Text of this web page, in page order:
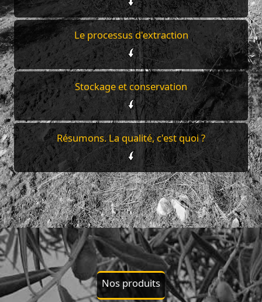
Le processus d'extraction
Stockage et conservation
Résumons. La qualité, c'est quoi ?
Nos produits